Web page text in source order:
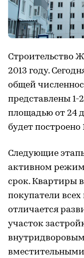
Строительство
2013 году.
общей
представлены
площадью от 24
будет построено
Следующие
активном
срок. Квартиры
покупатели
отличается
участок